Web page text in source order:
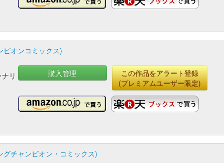
ピオンコミックス)
リ
購入管理
この作品をアラート登録
(プレミアムユーザー限定)
チャンピオン・コミックス)